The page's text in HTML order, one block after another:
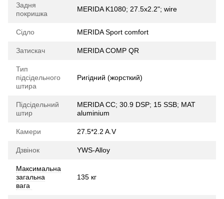
Задня
покришка
MERIDA K1080; 27.5x2.2"; wire
Сідло MERIDA Sport comfort
Затискач MERIDA COMP QR
Тип
підсідельного
штира
Ригідний (жорсткий)
Підсідельний
штир
MERIDA CC; 30.9 DSP; 15 SSB; MAT
aluminium
Камери 27.5*2.2 A.V
Дзвінок YWS-Alloy
Максимальна
загальна
вага
135 кг